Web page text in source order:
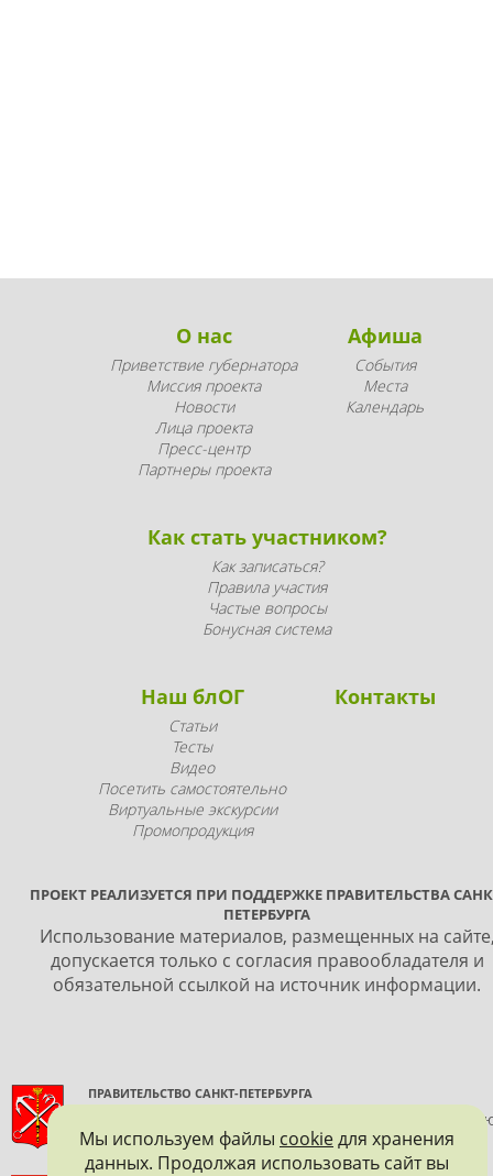
О нас
Приветствие губернатора
Миссия проекта
Новости
Лица проекта
Пресс-центр
Партнеры проекта
Афиша
События
Места
Календарь
Как стать участником?
Как записаться?
Правила участия
Частые вопросы
Бонусная система
Наш блОГ
Статьи
Тесты
Видео
Посетить самостоятельно
Виртуальные экскурсии
Промопродукция
Контакты
ПРОЕКТ РЕАЛИЗУЕТСЯ ПРИ ПОДДЕРЖКЕ ПРАВИТЕЛЬСТВА
ПЕТЕРБУРГА
Использование материалов, размещенных на
допускается только с согласия правообладателя и
обязательной ссылкой на источник информации.
ПРАВИТЕЛЬСТВО САНКТ-ПЕТЕРБУРГА
КОМИТЕТ ПО ГОСУДАРСТВЕННОМУ КОНТРОЛЮ,
И ОХРАНЕ ПАМЯТНИКОВ ИСТОРИИ И КУЛЬТУРЫ
Мы используем файлы cookieдля хранения
данных. Продолжая использовать сайт вы